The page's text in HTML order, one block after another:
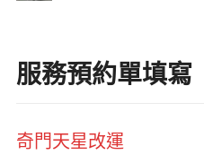
服務預約單填寫
奇門天星改運